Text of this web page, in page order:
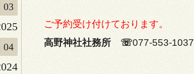
03
04
ご予約受け付けております。
高野神社社務所 ☏077-553-1037